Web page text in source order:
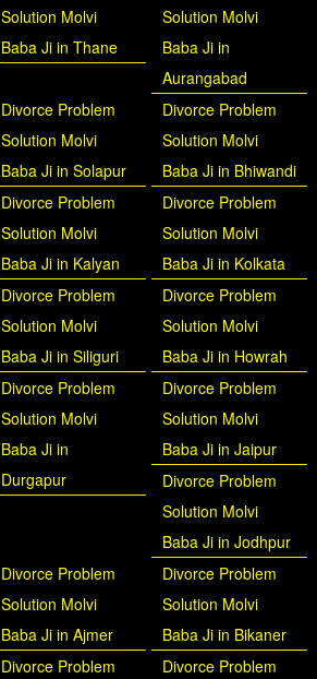
Solution Molvi
Baba Ji in Thane
Solution Molvi
Baba Ji in
Aurangabad
Divorce Problem
Solution Molvi
Baba Ji in Solapur
Divorce Problem
Solution Molvi
Baba Ji in Bhiwandi
Divorce Problem
Solution Molvi
Baba Ji in Kalyan
Divorce Problem
Solution Molvi
Baba Ji in Kolkata
Divorce Problem
Solution Molvi
Baba Ji in Siliguri
Divorce Problem
Solution Molvi
Baba Ji in Howrah
Divorce Problem
Solution Molvi
Baba Ji in
Durgapur
Divorce Problem
Solution Molvi
Baba Ji in Jaipur
Divorce Problem
Solution Molvi
Baba Ji in Jodhpur
Divorce Problem
Solution Molvi
Baba Ji in Ajmer
Divorce Problem
Solution Molvi
Baba Ji in Bikaner
Divorce Problem
Divorce Problem